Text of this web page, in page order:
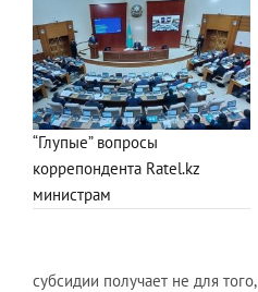
“Глупые” вопросы
коррепондента Ratel.kz
министрам
субсидии получает не для